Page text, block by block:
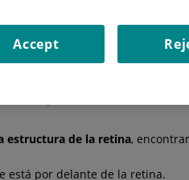
de 90 grados, pero tienen
entre sí.
que el horizontal.
curvo que el vertical.
estructura de la retina,
está por delante de la retina.
Accept